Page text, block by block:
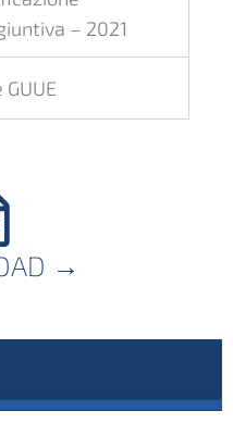
– 2021
→